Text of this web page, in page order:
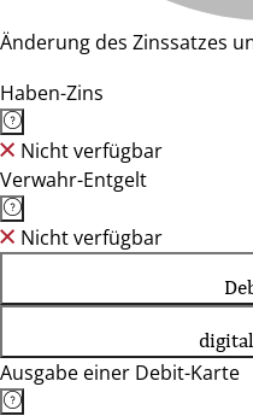
Änderung des Zinssatzes
Haben-Zins
Nicht verfügbar
Verwahr-Entgelt
Nicht verfügbar
Ausgabe einer Debit-Karte